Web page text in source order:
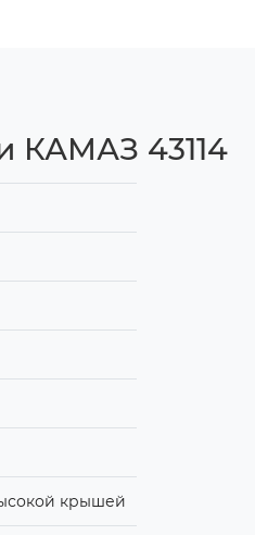
КАМАЗ 43114
крышей